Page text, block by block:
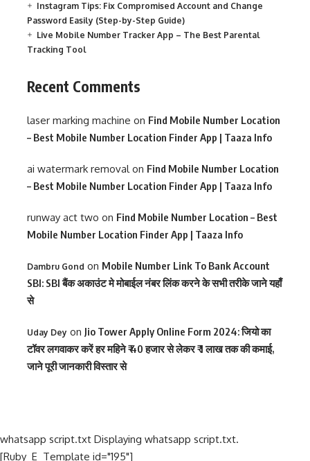
Instagram Tips: Fix Compromised Account and Change
Password Easily (Step-by-Step Guide)
Live Mobile Number Tracker App – The Best Parental
Tracking Tool
Recent Comments
laser marking machine on Find Mobile Number Location
– Best Mobile Number Location Finder App | Taaza Info
ai watermark removal on Find Mobile Number Location
– Best Mobile Number Location Finder App | Taaza Info
runway act two on Find Mobile Number Location – Best
Mobile Number Location Finder App | Taaza Info
Dambru Gond on Mobile Number Link To Bank Account
SBI: SBI बैंक अकाउंट मे मोबाईल नंबर लिंक करने के सभी तरीके जाने यहाँ
से
Uday Dey on Jio Tower Apply Online Form 2024: जियो का
टॉवर लगवाकर करें हर महिने ₹ 40 हजार से लेकर ₹ 1 लाख तक की कमाई,
जाने पूरी जानकारी विस्तार से
whatsapp script.txt Displaying whatsapp script.txt.
[Ruby_E_Template id="195"]